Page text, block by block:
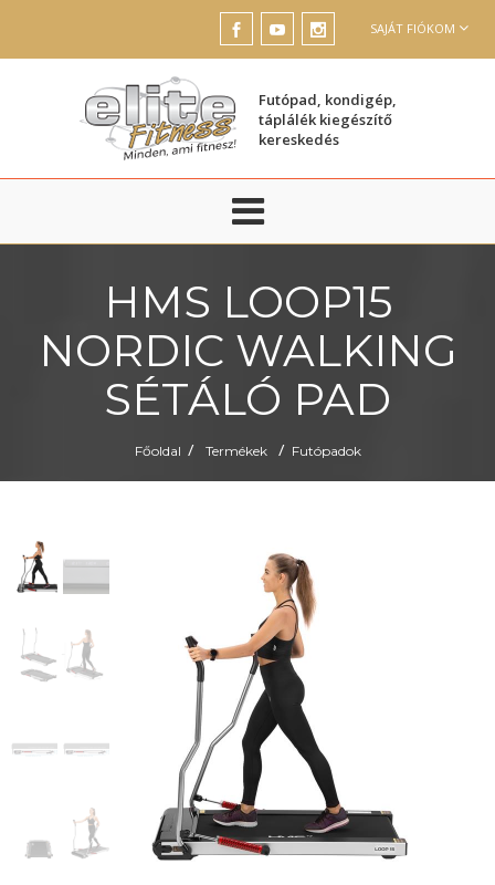
SAJÁT FIÓKOM
Futópad, kondigép,
táplálék kiegészítő
kereskedés
HMS LOOP15
NORDIC WALKING
SÉTÁLÓ PAD
Főoldal / Termékek / Futópadok